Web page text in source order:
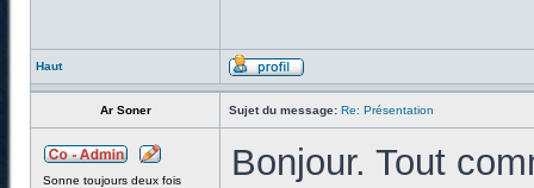
Haut
Ar Soner Sujet du message: Re: Présentation
Sonne toujours deux fois
Bonjour. Tout